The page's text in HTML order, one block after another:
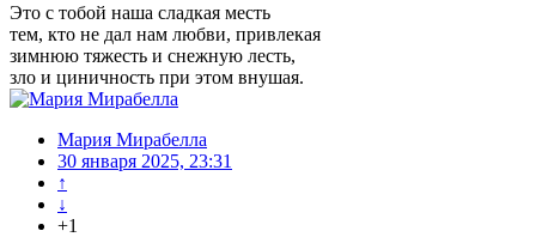
Это с тобой наша сладкая месть
тем, кто не дал нам любви, привлекая
зимнюю тяжесть и снежную лесть,
зло и циничность при этом внушая.
Мария Мирабелла
30 января 2025, 23:31
↑
↓
+1